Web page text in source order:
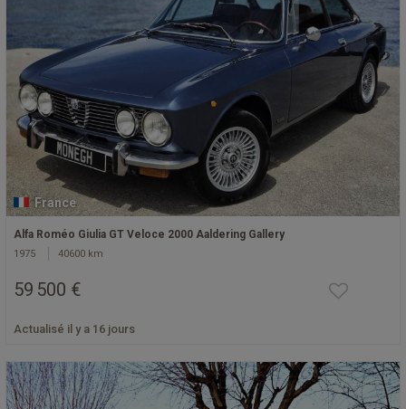
France
Alfa Roméo Giulia GT Veloce 2000 Aaldering Gallery
1975 40600 km
59 500 €
Actualisé il y a 16 jours